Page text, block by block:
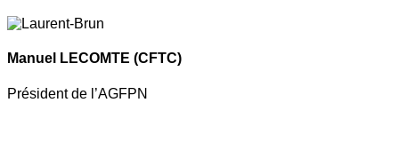
Manuel LECOMTE (CFTC)
Président de l’AGFPN